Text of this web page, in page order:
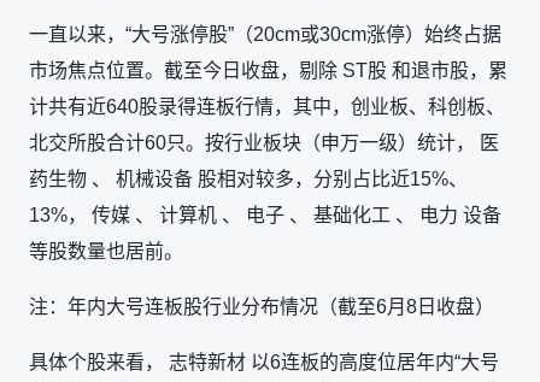
一直以来，“大号涨停股”（20cm或30cm涨停）始终占据
市场焦点位置。截至今日收盘，剔除 ST股 和退市股，累
计共有近640股录得连板行情，其中，创业板、科创板、
北交所股合计60只。按行业板块（申万一级）统计， 医
药生物 、 机械设备 股相对较多，分别占比近15%、
13%， 传媒 、 计算机 、 电子 、 基础化工 、 电力 设备
等股数量也居前。
注：年内大号连板股行业分布情况（截至6月8日收盘）
具体个股来看， 志特新材 以6连板的高度位居年内“大号